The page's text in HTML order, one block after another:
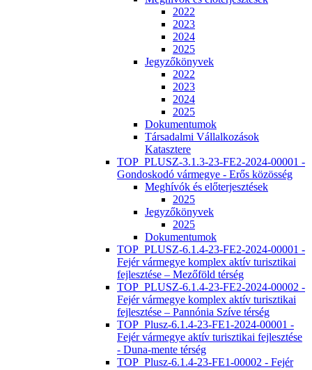
2022
2023
2024
2025
Jegyzőkönyvek
2022
2023
2024
2025
Dokumentumok
Társadalmi Vállalkozások
Katasztere
TOP_PLUSZ-3.1.3-23-FE2-2024-00001 -
Gondoskodó vármegye - Erős közösség
Meghívók és előterjesztések
2025
Jegyzőkönyvek
2025
Dokumentumok
TOP_PLUSZ-6.1.4-23-FE2-2024-00001 -
Fejér vármegye komplex aktív turisztikai
fejlesztése – Mezőföld térség
TOP_PLUSZ-6.1.4-23-FE2-2024-00002 -
Fejér vármegye komplex aktív turisztikai
fejlesztése – Pannónia Szíve térség
TOP_Plusz-6.1.4-23-FE1-2024-00001 -
Fejér vármegye aktív turisztikai fejlesztése
- Duna-mente térség
TOP_Plusz-6.1.4-23-FE1-00002 - Fejér